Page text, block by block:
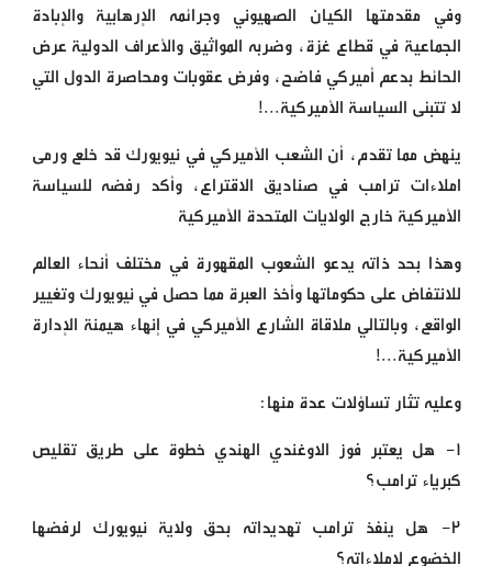
وفي مقدمتها الكيان الصهيوني وجرائمه الإرهابية والإبادة
الجماعية في قطاع غزة، وضربه المواثيق والأعراف الدولية عرض
الحائط بدعم أميركي فاضح، وفرض عقوبات ومحاصرة الدول التي
لا تتبنى السياسة الأميركية...!
ينهض مما تقدم، أن الشعب الأميركي في نيويورك قد خلع ورمى
املاءات ترامب في صناديق الاقتراع، وأكد رفضه للسياسة
الأميركية خارج الولايات المتحدة الأميركية
وهذا بحد ذاته يدعو الشعوب المقهورة في مختلف أنحاء العالم
للانتفاض على حكوماتها وأخذ العبرة مما حصل في نيويورك وتغيير
الواقع، وبالتالي ملاقاة الشارع الأميركي في إنهاء هيمنة الإدارة
الأميركية...!
وعليه تثار تساؤلات عدة منها:
١- هل يعتبر فوز الاوغندي الهندي خطوة على طريق تقليص
كبرياء ترامب؟
٢- هل ينفذ ترامب تهديداته بحق ولاية نيويورك لرفضها
الخضوع لإملاءاته؟